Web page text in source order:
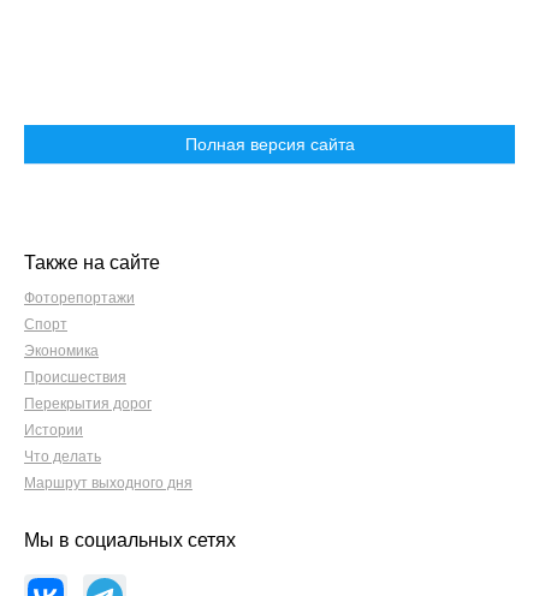
Полная версия сайта
Также на сайте
Фоторепортажи
Спорт
Экономика
Происшествия
Перекрытия дорог
Истории
Что делать
Маршрут выходного дня
Мы в социальных сетях